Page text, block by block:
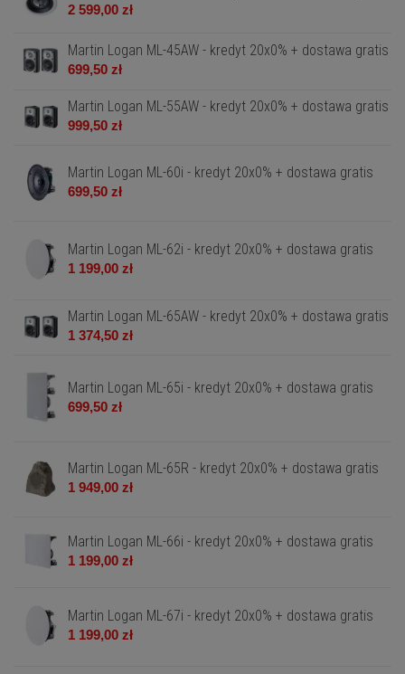
2 599,00 zł
Martin Logan ML-45AW - kredyt 20x0% + dostawa gratis
699,50 zł
Martin Logan ML-55AW - kredyt 20x0% + dostawa gratis
999,50 zł
Martin Logan ML-60i - kredyt 20x0% + dostawa gratis
699,50 zł
Martin Logan ML-62i - kredyt 20x0% + dostawa gratis
1 199,00 zł
Martin Logan ML-65AW - kredyt 20x0% + dostawa gratis
1 374,50 zł
Martin Logan ML-65i - kredyt 20x0% + dostawa gratis
699,50 zł
Martin Logan ML-65R - kredyt 20x0% + dostawa gratis
1 949,00 zł
Martin Logan ML-66i - kredyt 20x0% + dostawa gratis
1 199,00 zł
Martin Logan ML-67i - kredyt 20x0% + dostawa gratis
1 199,00 zł